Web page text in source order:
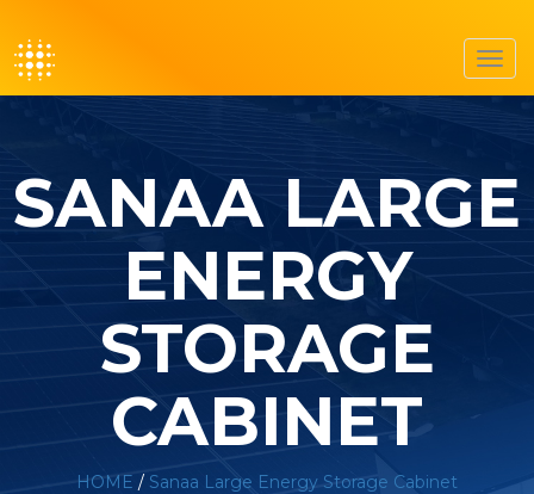
SANAA LARGE
ENERGY
STORAGE
CABINET
HOME / Sanaa Large Energy Storage Cabinet